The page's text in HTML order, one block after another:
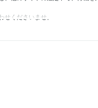
くださいませ。